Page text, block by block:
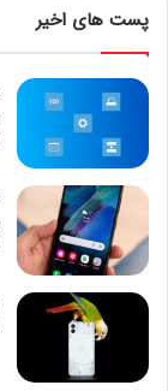
پست های اخیر